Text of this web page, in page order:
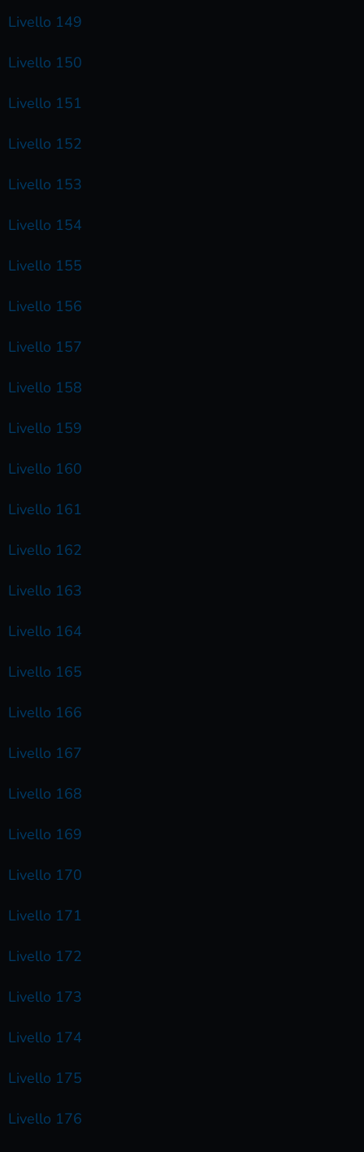
Livello 149
Livello 150
Livello 151
Livello 152
Livello 153
Livello 154
Livello 155
Livello 156
Livello 157
Livello 158
Livello 159
Livello 160
Livello 161
Livello 162
Livello 163
Livello 164
Livello 165
Livello 166
Livello 167
Livello 168
Livello 169
Livello 170
Livello 171
Livello 172
Livello 173
Livello 174
Livello 175
Livello 176